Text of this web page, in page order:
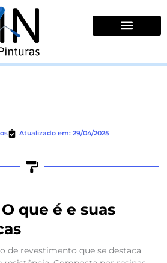
Atualizado em: 29/04/2025
que é e suas
de revestimento que se destaca